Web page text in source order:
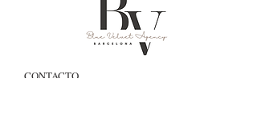
CONTACTO